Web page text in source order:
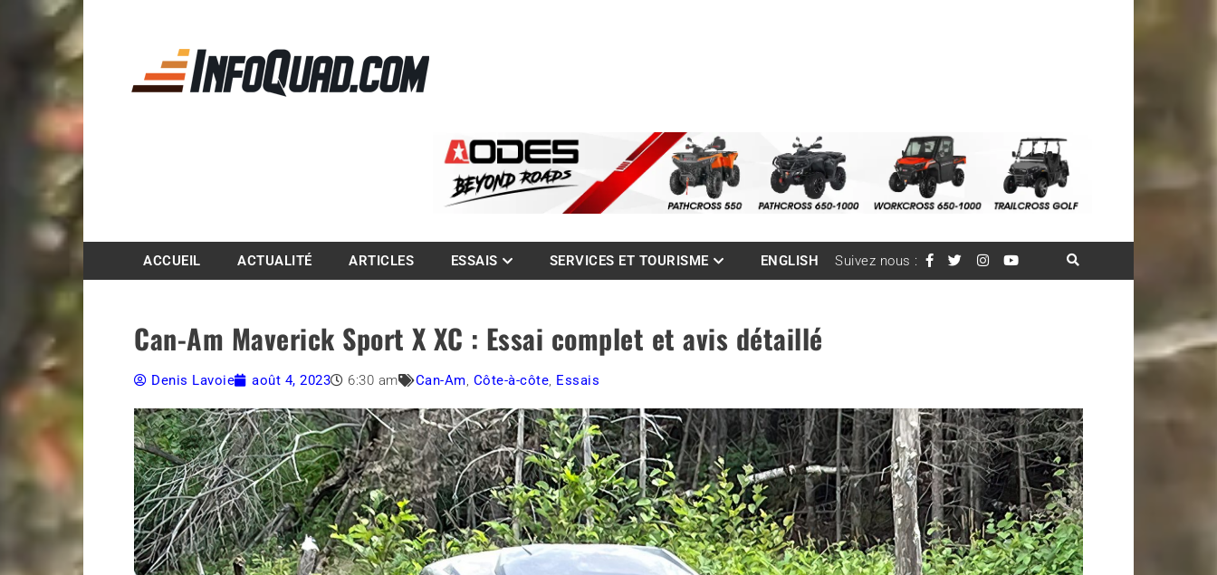
ACCUEIL ACTUALITÉ ARTICLES ESSAIS SERVICES ET TOURISME ENGLISH Suivez nous :
Can-Am Maverick Sport X XC : Essai complet et avis détaillé
Denis Lavoie août 4, 2023 6:30 am Can-Am, Côte-à-côte, Essais